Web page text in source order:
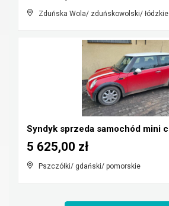
Zduńska Wola/ zduńskowolski/ łódzkie
Pszczółki/ gdański/ pomorskie
5 625,00 zł